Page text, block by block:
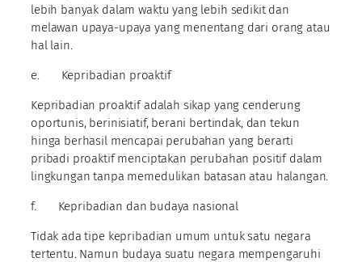
lebih banyak dalam waktu yang lebih sedikit dan
melawan upaya-upaya yang menentang dari orang atau
hal lain.
e. Kepribadian proaktif
Kepribadian proaktif adalah sikap yang cenderung
oportunis, berinisiatif, berani bertindak, dan tekun
hinga berhasil mencapai perubahan yang berarti
pribadi proaktif menciptakan perubahan positif dalam
lingkungan tanpa memedulikan batasan atau halangan.
f. Kepribadian dan budaya nasional
Tidak ada tipe kepribadian umum untuk satu negara
tertentu. Namun budaya suatu negara mempengaruhi